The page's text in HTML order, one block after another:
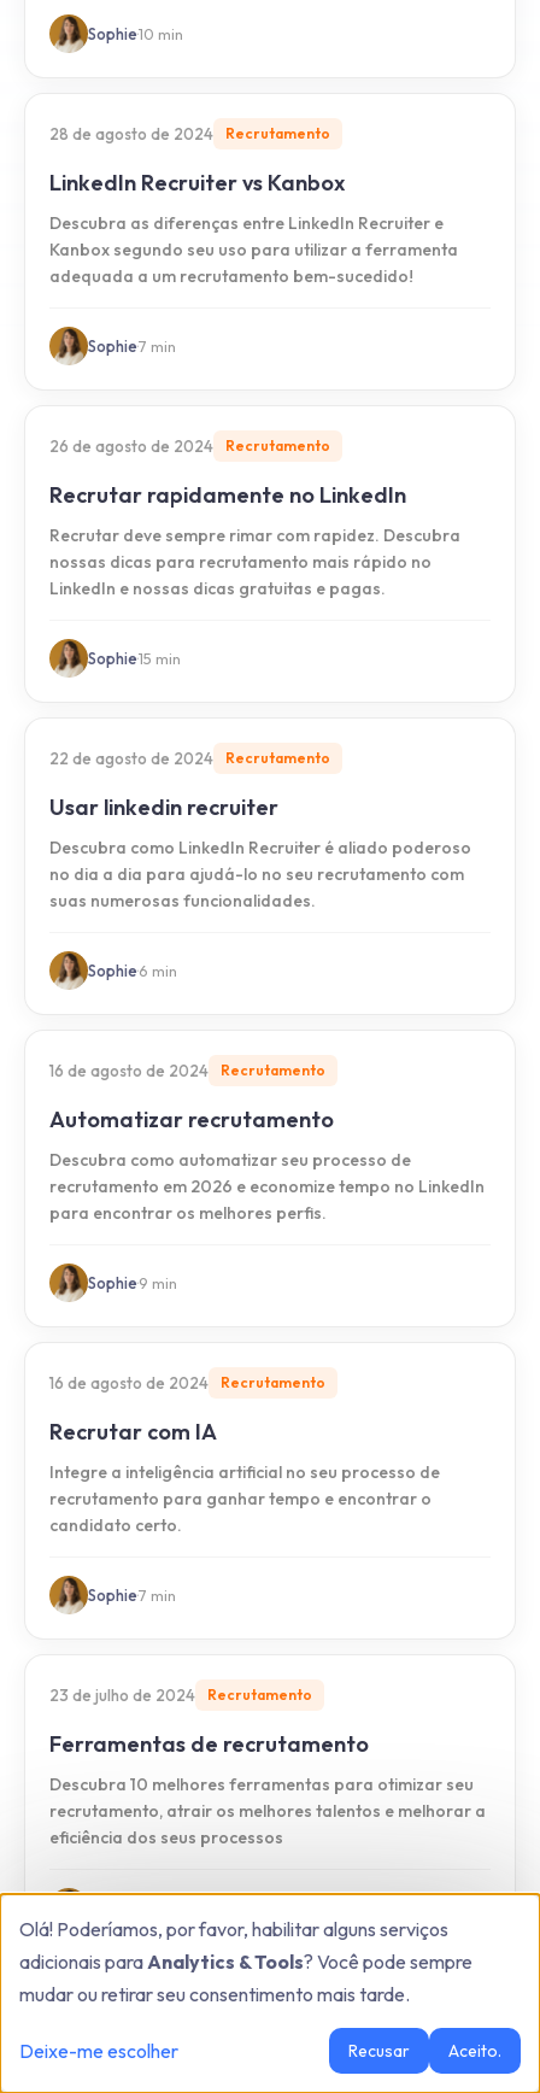
Sophie·10 min
28 de agosto de 2024 Recrutamento
LinkedIn Recruiter vs Kanbox
Descubra as diferenças entre LinkedIn Recruiter e
Kanbox segundo seu uso para utilizar a ferramenta
adequada a um recrutamento bem-sucedido!
Sophie·7 min
26 de agosto de 2024 Recrutamento
Recrutar rapidamente no LinkedIn
Recrutar deve sempre rimar com rapidez. Descubra
nossas dicas para recrutamento mais rápido no
LinkedIn e nossas dicas gratuitas e pagas.
Sophie·15 min
22 de agosto de 2024 Recrutamento
Usar linkedin recruiter
Descubra como LinkedIn Recruiter é aliado poderoso
no dia a dia para ajudá-lo no seu recrutamento com
suas numerosas funcionalidades.
Sophie·6 min
16 de agosto de 2024 Recrutamento
Automatizar recrutamento
Descubra como automatizar seu processo de
recrutamento em 2026 e economize tempo no LinkedIn
para encontrar os melhores perfis.
Sophie·9 min
16 de agosto de 2024 Recrutamento
Recrutar com IA
Integre a inteligência artificial no seu processo de
recrutamento para ganhar tempo e encontrar o
candidato certo.
Sophie·7 min
23 de julho de 2024 Recrutamento
Ferramentas de recrutamento
Descubra 10 melhores ferramentas para otimizar seu
recrutamento, atrair os melhores talentos e melhorar a
eficiência dos seus processos
10 de julho de 2024 Visibilidade
Criar posts LinkedIn que performam
Olá! Poderíamos, por favor, habilitar alguns serviços
adicionais paraAnalytics & Tools? Você pode sempre
mudar ou retirar seu consentimento mais tarde.
Deixe-me escolher Recusar Aceito.